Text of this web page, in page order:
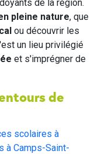
de la région.
pleine nature, que
ou découvrir les
un lieu privilégié
et s'imprégner de
de
scolaires à
à Camps-Saint-